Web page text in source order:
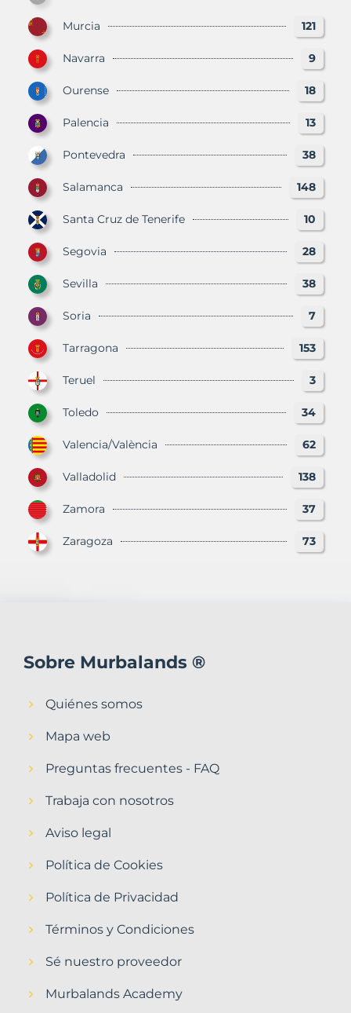
Murcia 121
Navarra 9
Ourense 18
Palencia 13
Pontevedra 38
Salamanca 148
Santa Cruz de Tenerife 10
Segovia 28
Sevilla 38
Soria 7
Tarragona 153
Teruel 3
Toledo 34
Valencia/València 62
Valladolid 138
Zamora 37
Zaragoza 73
Sobre Murbalands ®
Quiénes somos
Mapa web
Preguntas frecuentes - FAQ
Trabaja con nosotros
Aviso legal
Política de Cookies
Política de Privacidad
Términos y Condiciones
Sé nuestro proveedor
Murbalands Academy